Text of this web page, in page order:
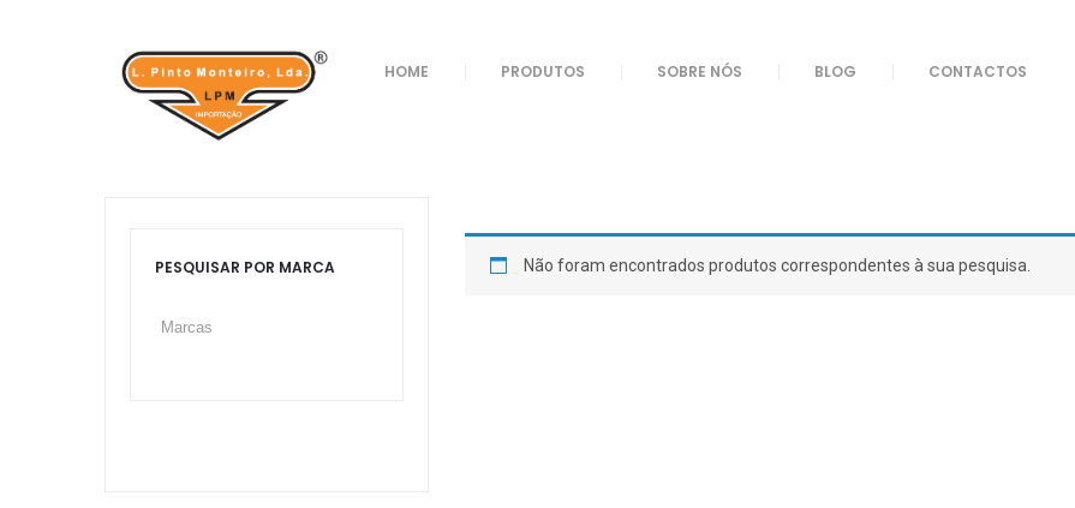
HOME PRODUTOS SOBRE NÓS BLOG CONTACTOS
Loja /Brinquedos / Pistolas
Pistolas
PESQUISAR POR MARCA Não foram encontrados produtos correspondentes à sua pesquisa.